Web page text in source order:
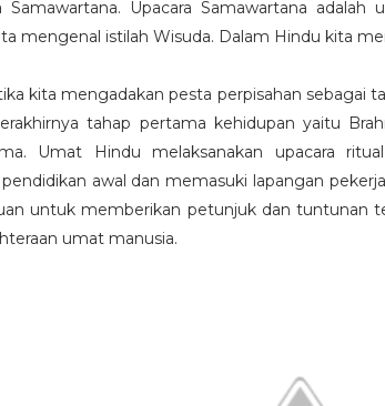
Upacara Samawartana adalah
mengenal istilah Wisuda. Dalam Hindu kita
kita mengadakan pesta perpisahan sebagai
tahap pertama kehidupan yaitu
Umat Hindu melaksanakan upacara
pendidikan awal dan memasuki lapangan
untuk memberikan petunjuk dan tuntunan
umat manusia.